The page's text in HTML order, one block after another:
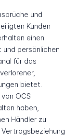
und
Kunden
einen
persönlichen
für das
bietet.
OCS
haben,
Händler zu